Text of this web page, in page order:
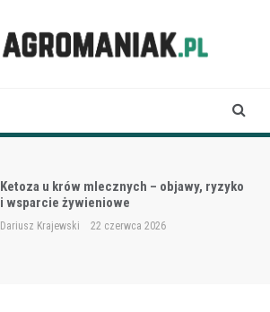
Ketoza u krów mlecznych – objawy, ryzyko
i wsparcie żywieniowe
Dariusz Krajewski 22 czerwca 2026